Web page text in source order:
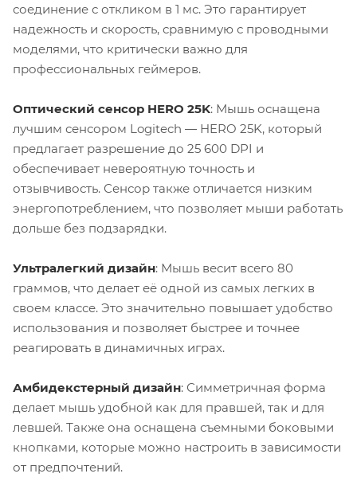
соединение с откликом в 1 мс. Это гарантирует
надежность и скорость, сравнимую с проводными
моделями, что критически важно для
профессиональных геймеров.
Оптический сенсор HERO 25K: Мышь оснащена
лучшим сенсором Logitech — HERO 25K, который
предлагает разрешение до 25 600 DPI и
обеспечивает невероятную точность и
отзывчивость. Сенсор также отличается низким
энергопотреблением, что позволяет мыши работать
дольше без подзарядки.
Ультралегкий дизайн: Мышь весит всего 80
граммов, что делает её одной из самых легких в
своем классе. Это значительно повышает удобство
использования и позволяет быстрее и точнее
реагировать в динамичных играх.
Амбидекстерный дизайн: Симметричная форма
делает мышь удобной как для правшей, так и для
левшей. Также она оснащена съемными боковыми
кнопками, которые можно настроить в зависимости
от предпочтений.